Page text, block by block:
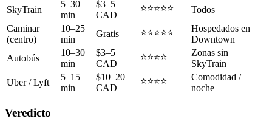
SkyTrain
5–30
min
$3–5
CAD
⭐⭐⭐⭐⭐
Todos
Caminar
(centro)
10–25
min
Gratis ⭐⭐⭐⭐⭐
Hospedados en
Downtown
Autobús
10–30
min
$3–5
CAD
⭐⭐⭐⭐
Zonas sin
SkyTrain
Uber / Lyft
5–15
min
$10–20
CAD
⭐⭐⭐⭐
Comodidad /
noche
Veredicto